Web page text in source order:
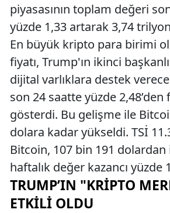
piyasasının toplam değeri
yüzde 1,33 artarak 3,74
En büyük kripto para birimi
fiyatı, Trump'ın ikinci
dijital varlıklara destek
son 24 saatte yüzde 2,48’den
gösterdi. Bu gelişme ile
dolara kadar yükseldi. TSİ
Bitcoin, 107 bin 191
haftalık değer kazancı yüzde
TRUMP’IN "KRIPTO
ETKILI OLDU